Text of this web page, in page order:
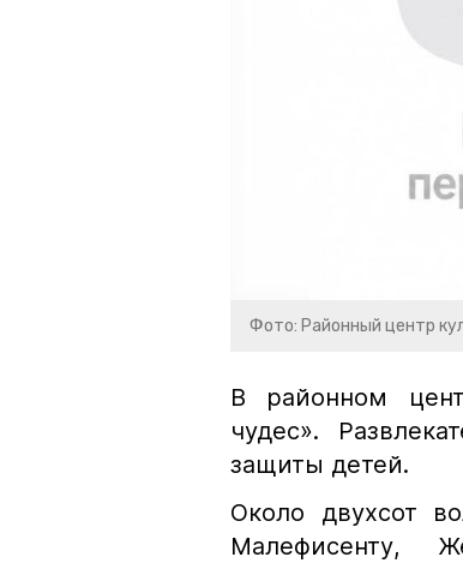
Фото: Районный центр
В районном
чудес».
защиты детей.
Около двухсот
Малефисенту,